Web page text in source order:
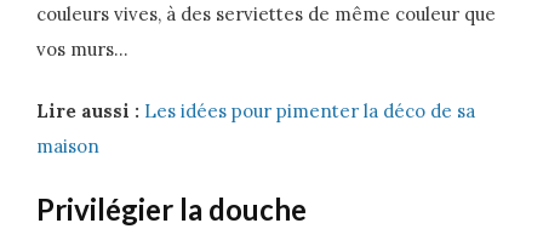
couleurs vives, à des serviettes de même couleur que
vos murs…
Lire aussi : Les idées pour pimenter la déco de sa
maison
Privilégier la douche